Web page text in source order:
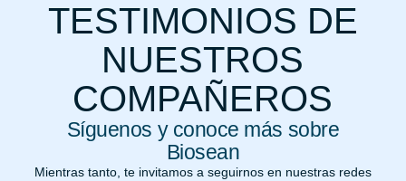
TESTIMONIOS DE
NUESTROS
COMPAÑEROS
Síguenos y conoce más sobre
Biosean
Mientras tanto, te invitamos a seguirnos en nuestras redes